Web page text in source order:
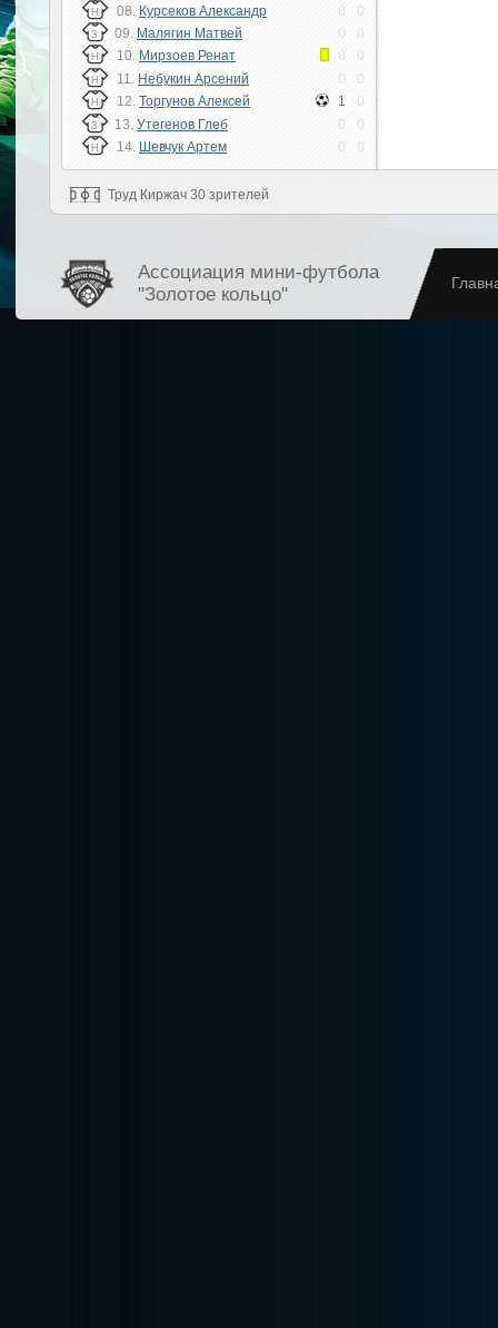
Н 08. Курсеков Александр 0 0
З 09. Малягин Матвей 0 0
Н 10. Мирзоев Ренат 0 0
Н 11. Небукин Арсений 0 0
Н 12. Торгунов Алексей 1 0
З 13. Утегенов Глеб 0 0
Н 14. Шевчук Артем 0 0
Труд Киржач 30 зрителей
Ассоциация мини-футбола
"Золотое кольцо"